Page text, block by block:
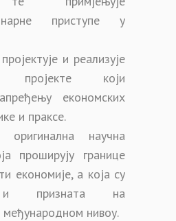
приступе у
и реализује
пројекте који
економских
и праксе.
оригинална научна
проширују границе
економије, а која су
и призната на
нивоу.